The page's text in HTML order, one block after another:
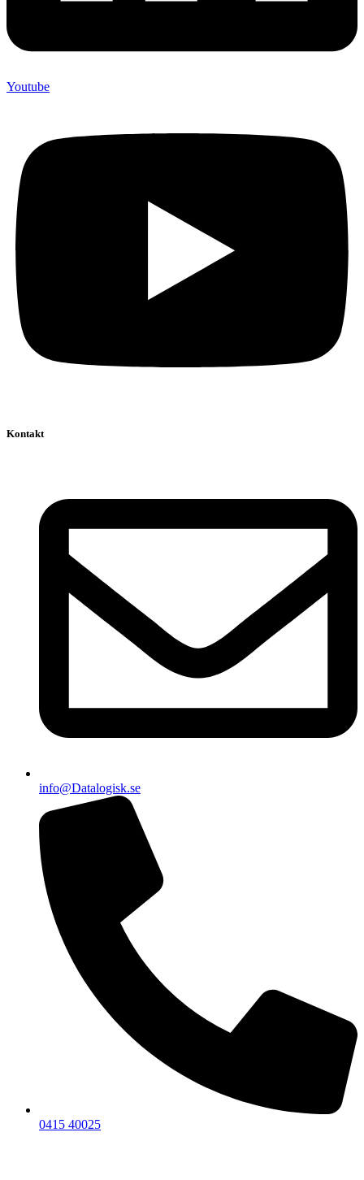
Youtube
Kontakt
info@Datalogisk.se
0415 40025